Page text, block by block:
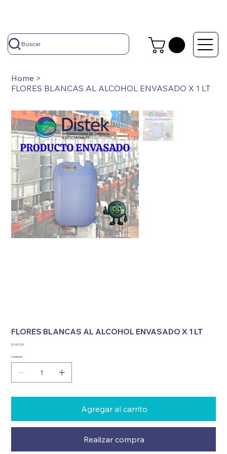
Buscar
Home >
FLORES BLANCAS AL ALCOHOL ENVASADO X 1 LT
FLORES BLANCAS AL ALCOHOL ENVASADO X 1 LT
Precio
$ 3.952,50
Cantidad
Agregar al carrito
Realizar compra